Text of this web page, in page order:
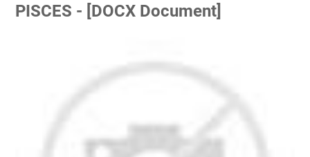
PISCES - [DOCX Document]